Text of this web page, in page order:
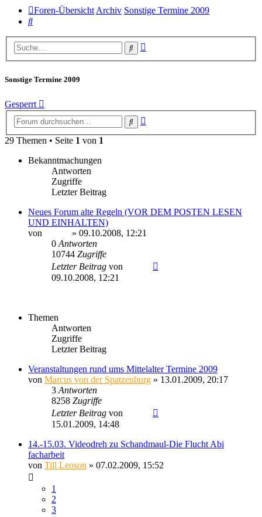
Foren-Übersicht Archiv Sonstige Termine 2009
Suche
Suche
Sonstige Termine 2009
Gesperrt
Suche
29 Themen • Seite 1 von 1
Bekanntmachungen
Antworten
Zugriffe
Letzter Beitrag
Neues Forum alte Regeln (VOR DEM POSTEN LESEN
UND EINHALTEN)
von
» 09.10.2008, 12:21
0Antworten
10744 Zugriffe
Letzter Beitrag von
09.10.2008, 12:21
Themen
Antworten
Zugriffe
Letzter Beitrag
Veranstaltungen rund ums Mittelalter Termine 2009
von Marcus von der Spatzenburg » 13.01.2009, 20:17
3Antworten
8258 Zugriffe
Letzter Beitrag von
15.01.2009, 14:48
14.-15.03. Videodreh zu Schandmaul-Die Flucht Abi
facharbeit
von Till Leoson » 07.02.2009, 15:52
1
2
3